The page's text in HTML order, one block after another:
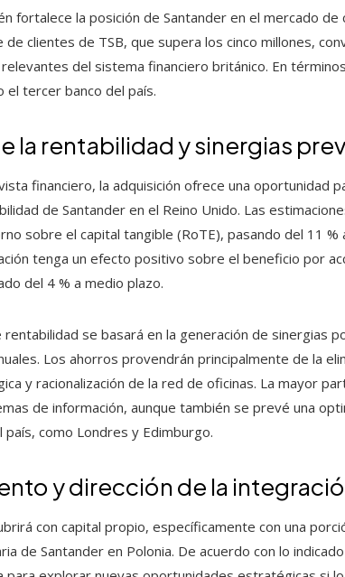
fortalece la posición de Santander en el mercado
de clientes de TSB, que supera los cinco millones,
del sistema financiero británico. En
el tercer banco del país.
la rentabilidad y sinergias
financiero, la adquisición ofrece una oportunidad
de Santander en el Reino Unido. Las
sobre el capital tangible (RoTE), pasando del 11 %
tenga un efecto positivo sobre el beneficio por
del 4 % a medio plazo.
se basará en la generación de sinergias
Los ahorros provendrán principalmente de la
y racionalización de la red de oficinas. La mayor
de información, aunque también se prevé una
como Londres y Edimburgo.
y dirección de la
con capital propio, específicamente con una
de Santander en Polonia. De acuerdo con lo